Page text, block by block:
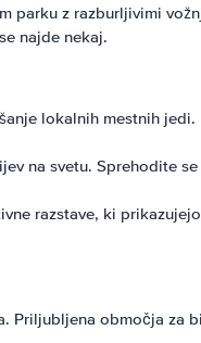
parku z razburljivimi
najde nekaj.
lokalnih mestnih
na svetu. Sprehodite
razstave, ki
območja za